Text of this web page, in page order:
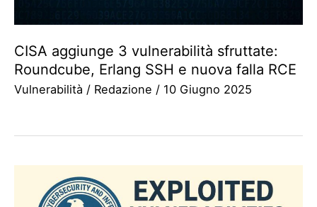
CISA aggiunge 3 vulnerabilità sfruttate:
Roundcube, Erlang SSH e nuova falla RCE
Vulnerabilità / Redazione / 10 Giugno 2025